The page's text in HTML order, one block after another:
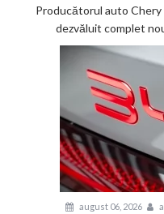
Producătorul auto
dezvăluit complet
august 06, 2026